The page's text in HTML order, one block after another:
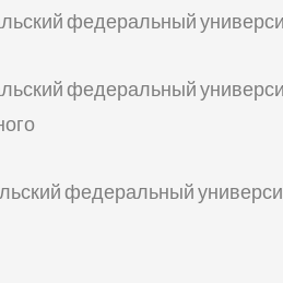
федеральный
федеральный
федеральный